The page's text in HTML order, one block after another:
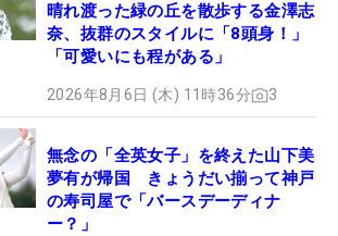
晴れ渡った緑の丘を散歩する金澤志
奈、抜群のスタイルに「8頭身！」
「可愛いにも程がある」
2026年8月6日 (木) 11時36分 3
無念の「全英女子」を終えた山下美
夢有が帰国 きょうだい揃って神戸
の寿司屋で「バースデーディナ
ー？」